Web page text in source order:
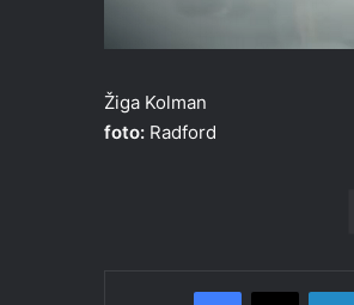
Žiga Kolman
foto: Radford
Facebook
X